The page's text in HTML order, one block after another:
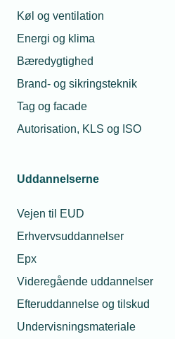
Køl og ventilation
Energi og klima
Bæredygtighed
Brand- og sikringsteknik
Tag og facade
Autorisation, KLS og ISO
Uddannelserne
Vejen til EUD
Erhvervsuddannelser
Epx
Videregående uddannelser
Efteruddannelse og tilskud
Undervisningsmateriale
ovennævnte liste, samt
kan opnås
For alle installatører
tredjepartskontrollen af
samtidig med
Varmepumpepuljen
TEKNIQ Kvalitet